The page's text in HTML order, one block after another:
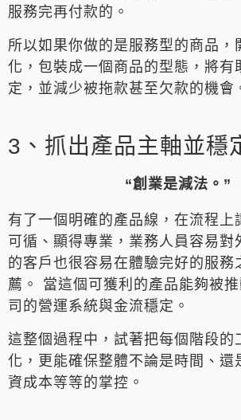
服務完再付款的。
所以如果你做的是服務型的商品，
化，包裝成一個商品的型態，將有
定，並減少被拖款甚至欠款的機會
3、抓出產品主軸並穩
“創業是減法。”
有了一個明確的產品線，在流程上
可循、顯得專業，業務人員容易對
的客戶也很容易在體驗完好的服務
薦。 當這個可獲利的產品能夠被
司的營運系統與金流穩定。
這整個過程中，試著把每個階段的
化，更能確保整體不論是時間、還
資成本等等的掌控。